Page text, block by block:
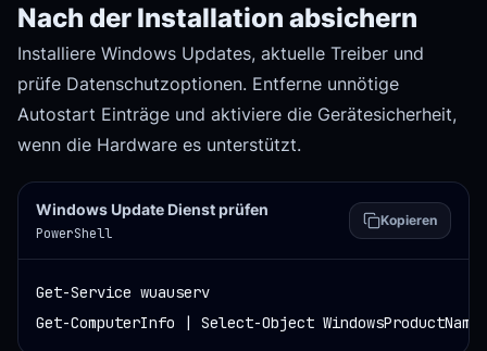
Nach der Installation absichern
Installiere Windows Updates, aktuelle Treiber und
prüfe Datenschutzoptionen. Entferne unnötige
Autostart Einträge und aktiviere die Gerätesicherheit,
wenn die Hardware es unterstützt.
Windows Update Dienst prüfen
PowerShell
Kopieren
Get-Service wuauserv
Get-ComputerInfo | Select-Object